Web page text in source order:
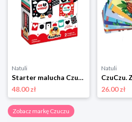
Natuli
Starter malucha Czuczu
48.00 zł
Natuli
26.00 zł
Zobacz markę Czuczu